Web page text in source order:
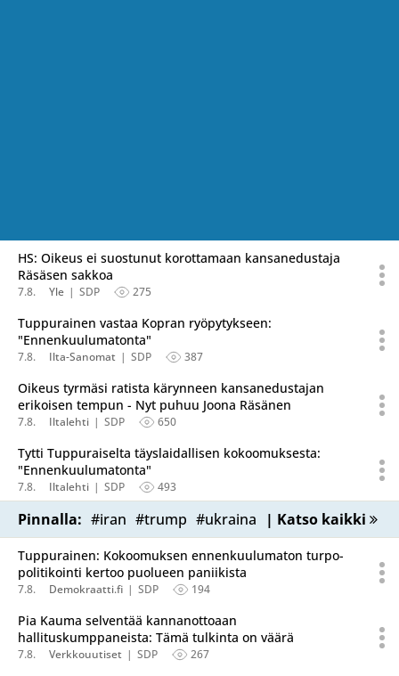
HS: Oikeus ei suostunut korottamaan kansanedustaja
Räsäsen sakkoa
7.8. Yle SDP 275
Tuppurainen vastaa Kopran ryöpytykseen:
"Ennenkuulumatonta"
7.8. Ilta-Sanomat SDP 387
Oikeus tyrmäsi ratista kärynneen kansanedustajan
erikoisen tempun - Nyt puhuu Joona Räsänen
7.8. Iltalehti SDP 650
Tytti Tuppuraiselta täyslaidallisen kokoomuksesta:
"Ennenkuulumatonta"
7.8. Iltalehti SDP 493
Pinnalla: #iran #trump #ukraina | Katso kaikki
Tuppurainen: Kokoomuksen ennenkuulumaton turpo-
politikointi kertoo puolueen paniikista
7.8. Demokraatti.fi SDP 194
Pia Kauma selventää kannanottoaan
hallituskumppaneista: Tämä tulkinta on väärä
7.8. Verkkouutiset SDP 267